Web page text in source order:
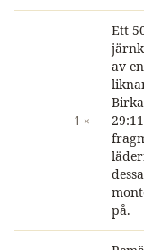
1
Ett
av
på.